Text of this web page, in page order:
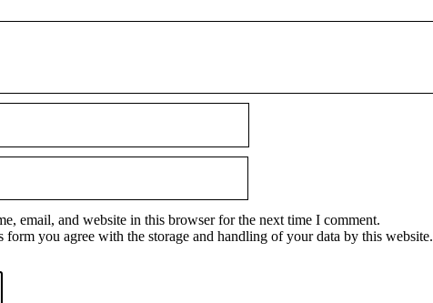
email, and website in this browser for the next time I comment.
form you agree with the storage and handling of your data by this website.